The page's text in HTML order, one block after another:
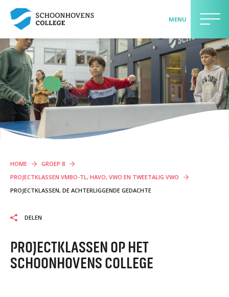
MENU
>> AANMELDEN LEERLING <<
LEERLINGEN EN OUDERS
Contact
Onderwijs
Begeleiding
Praktische informatie
Maatschappelijk betrokken
Locaties
Missie en visie
HOME
GROEP 8
PROJECTKLASSEN VMBO-TL, HAVO, VWO EN TWEETALIG VWO
PROJECTKLASSEN, DE ACHTERLIGGENDE GEDACHTE
DELEN
PROJECTKLASSEN OP HET
SCHOONHOVENS COLLEGE